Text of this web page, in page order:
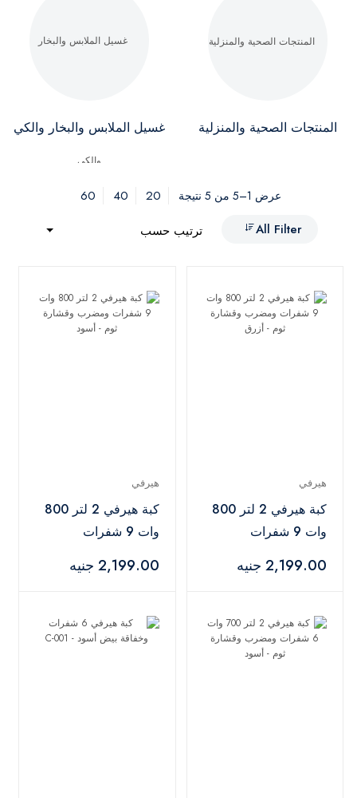
المنتجات الصحية والمنزلية غسيل الملابس والبخار والكي
عرض 1–5 من 5 نتيجة 20
40
60
All Filter
ترتيب حسب
هيرفي
كبة هيرفي 2 لتر 800
وات 9 شفرات
أزرق
2,199.00 جنيه
هيرفي
كبة هيرفي 2 لتر 800
وات 9 شفرات
أسود
2,199.00 جنيه